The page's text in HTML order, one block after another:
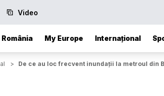
Video
România My Europe Internațional
> De ce au loc frecvent inundații la metroul din